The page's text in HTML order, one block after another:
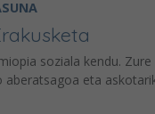
soziala kendu. Zure
aberatsagoa eta